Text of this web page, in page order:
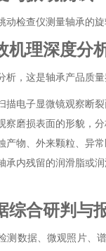
动检查仪测量轴承的
机理深度分
析，这是轴承产品质
描电子显微镜观察断
察磨损表面的形貌，
产物、外来颗粒、异
承内残留的润滑脂或
综合研判与
测数据、微观照片、